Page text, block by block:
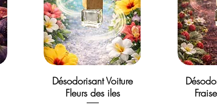
Désodorisant Voiture
Fleurs des iles